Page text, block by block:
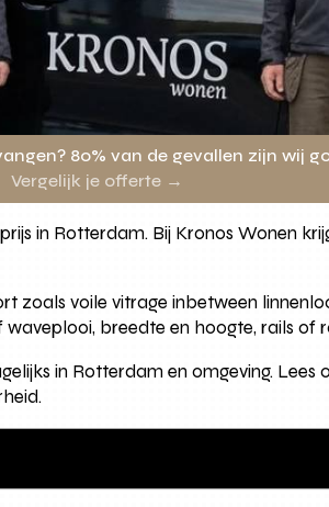
80% van de gevallen zijn wij
Vergelijk je offerte →
in Rotterdam. Bij Kronos Wonen
zoals voile vitrage inbetween
breedte en hoogte, rails of
in Rotterdam en omgeving. Lees